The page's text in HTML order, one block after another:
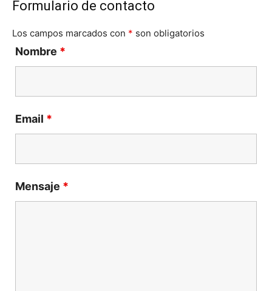
Formulario de contacto
Los campos marcados con * son obligatorios
Nombre *
Email *
Mensaje *